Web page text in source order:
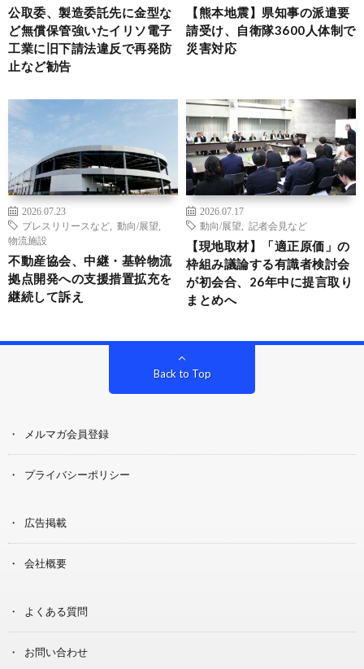
公取委、製造委託先に金型な
ど無償保管強いたイリソ電子
工業に旧下請法違反で再発防
止など勧告
【熊本地震】県知事の派遣要
請受け、自衛隊3600人体制で
災害対応
2026.07.23
プレスリリースなど
動向/展望
物流施設
不動産協会、中継・基幹物流
拠点開発への支援措置拡充を
継続して訴え
2026.07.17
動向/展望
記者会見など
【現地取材】「適正原価」の
枠組み議論する有識者検討会
が初会合、26年中に提言取り
まとめへ
Back to Top
メルマガ会員登録
プライバシーポリシー
広告掲載
会社概要
よくある質問
お問い合わせ